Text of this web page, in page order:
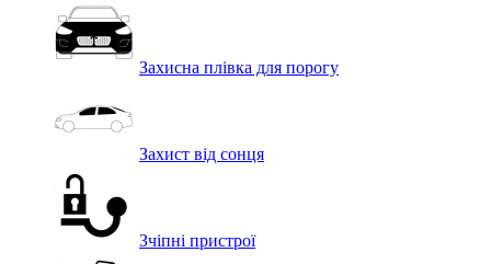
Захисна плівка для порогу
Захист від сонця
Зчіпні пристрої